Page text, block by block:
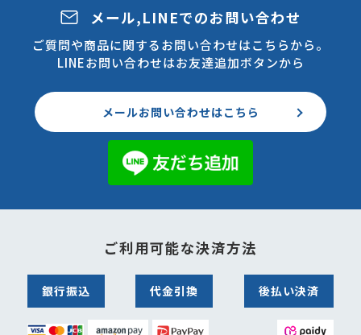
メール,LINEでのお問い合わせ
ご質問や商品に関するお問い合わせはこちらから。
LINEお問い合わせはお友達追加ボタンから
メールお問い合わせはこちら
ご利用可能な決済方法
銀行振込 代金引換 後払い決済